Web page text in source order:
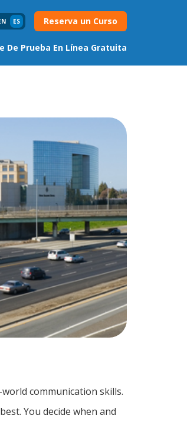
ES Reserva un Curso
De Prueba En Línea Gratuita
communication skills.
You decide when and